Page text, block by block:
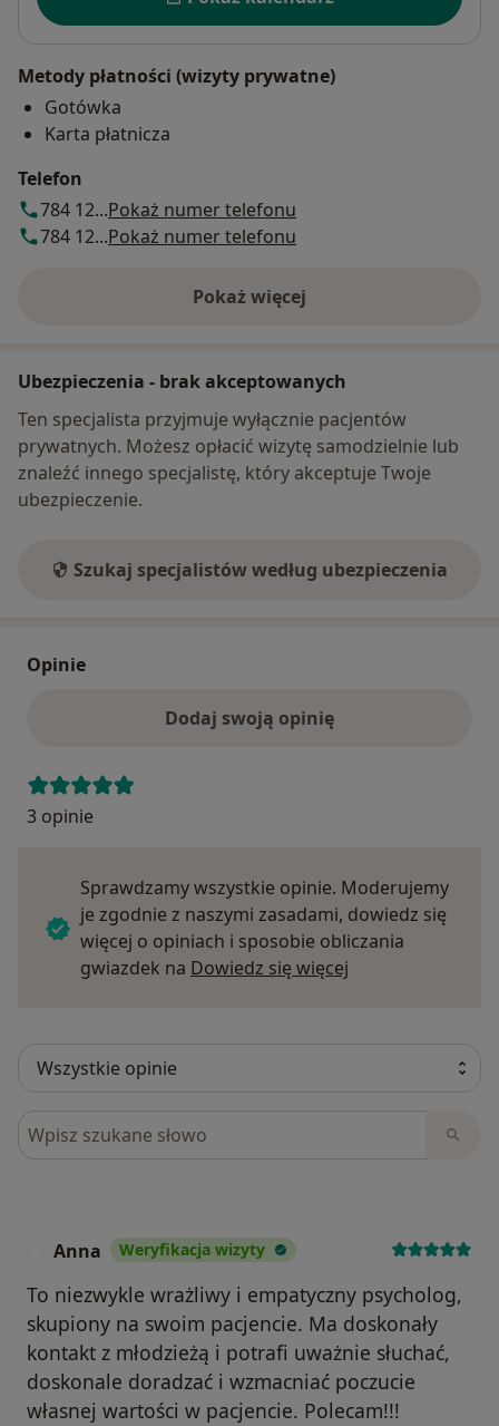
Metody płatności (wizyty prywatne)
Gotówka
Karta płatnicza
Telefon
784 12...Pokaż numer telefonu
784 12...Pokaż numer telefonu
Pokaż więcej
o adresie
Ubezpieczenia - brak akceptowanych
Ten specjalista przyjmuje wyłącznie pacjentów
prywatnych. Możesz opłacić wizytę samodzielnie lub
znaleźć innego specjalistę, który akceptuje Twoje
ubezpieczenie.
Szukaj specjalistów według ubezpieczenia
Opinie
Dodaj swoją opinię
3 opinie
Sprawdzamy wszystkie opinie. Moderujemy
je zgodnie z naszymi zasadami, dowiedz się
więcej o opiniach i sposobie obliczania
gwiazdek na Dowiedz się więcej
Szukaj w opiniach
Anna Weryfikacja wizyty
To niezwykle wrażliwy i empatyczny psycholog,
skupiony na swoim pacjencie. Ma doskonały
kontakt z młodzieżą i potrafi uważnie słuchać,
doskonale doradzać i wzmacniać poczucie
własnej wartości w pacjencie. Polecam!!!